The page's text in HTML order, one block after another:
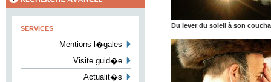
SERVICES
Mentions l�gales
Visite guid�e
Actualit�s
Du lever du soleil à son